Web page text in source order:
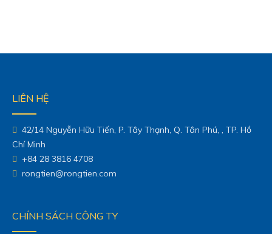
LIÊN HỆ
42/14 Nguyễn Hữu Tiến, P. Tây Thạnh, Q. Tân Phú, , TP. Hồ
Chí Minh
+84 28 3816 4708
rongtien@rongtien.com
CHÍNH SÁCH CÔNG TY